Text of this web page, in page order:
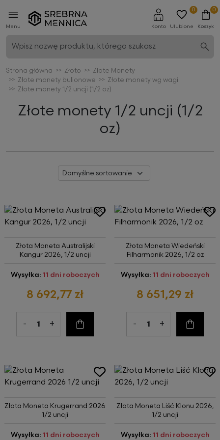
Menu Konto Ulubione
0 0
Koszyk
Strona główna Złoto
Złote Monety
Złote monety bulionowe
Złote monety wg wagi
Złote monety 1/2 uncji (1/2 oz)
Złote monety 1/2 uncji (1/2
oz)
Złota Moneta Australijski
Kangur 2026, 1/2 uncji
Wysyłka: 11 dni roboczych
8 692,77 zł
- + Do koszyka
Złota Moneta Wiedeński
Filharmonik 2026, 1/2 oz
Wysyłka: 11 dni roboczych
8 651,29 zł
- + Do
Złota Moneta Krugerrand 2026
1/2 uncji
Wysyłka: 11 dni roboczych
Złota Moneta Liść Klonu 2026,
1/2 uncji
Wysyłka: 11 dni roboczych